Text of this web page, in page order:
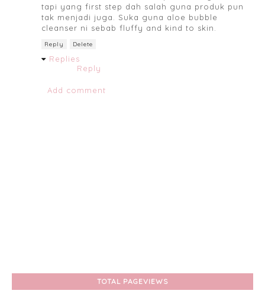
tapi yang first step dah salah guna produk pun
tak menjadi juga. Suka guna aloe bubble
cleanser ni sebab fluffy and kind to skin.
Reply Delete
Replies
Reply
Add comment
TOTAL PAGEVIEWS